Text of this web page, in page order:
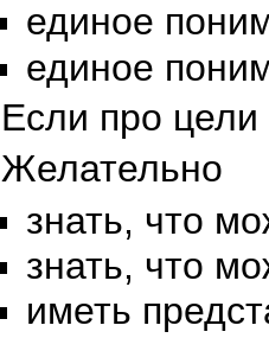
единое
единое
Если про
Желательно
знать, что
знать, что
иметь